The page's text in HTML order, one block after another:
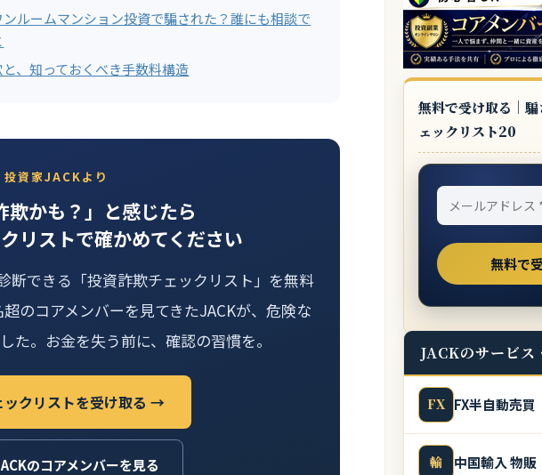
ルームマンション投資で騙された？誰にも相談で
、知っておくべき手数料構造
投資家JACKより
欺かも？」と感じたら
リストで確かめてください
断できる「投資詐欺チェックリスト」を無料
のコアメンバーを見てきたJACKが、危険な
た。お金を失う前に、確認の習慣を。
ックリストを受け取る →
のコアメンバーを見る
無料で受け取る｜
ェックリスト20
JACKのサービス
FX FX半自動売買
輸 中国輸入 物販